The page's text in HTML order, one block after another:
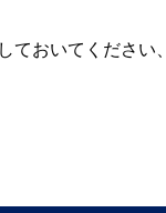
ておいてください、